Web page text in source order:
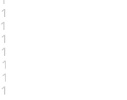
1
1
1
1
1
1
1